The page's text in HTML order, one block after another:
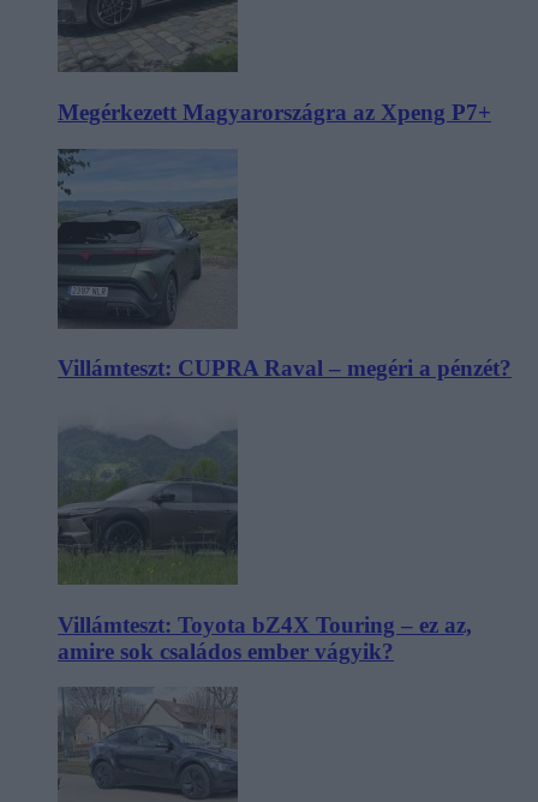
Megérkezett Magyarországra az Xpeng P7+
Villámteszt: CUPRA Raval – megéri a pénzét?
Villámteszt: Toyota bZ4X Touring – ez az,
amire sok családos ember vágyik?